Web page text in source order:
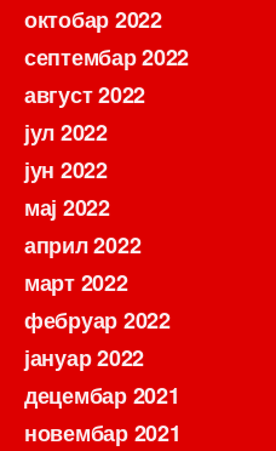
октобар 2022
септембар 2022
август 2022
јул 2022
јун 2022
мај 2022
април 2022
март 2022
фебруар 2022
јануар 2022
децембар 2021
новембар 2021